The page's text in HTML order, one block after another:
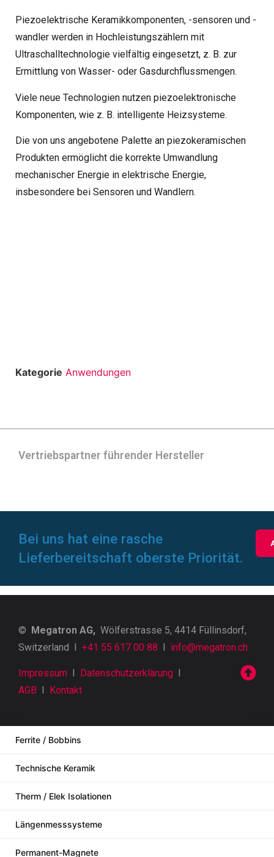
Piezoelektrische Keramikkomponenten, -sensoren und -
wandler werden in Hochleistungszählern mit
Ultraschalltechnologie vielfältig eingesetzt, z. B. zur
Ermittlung von Wasser- oder Gasdurchflussmengen.
Viele neue Technologien nutzen piezoelektronische
Komponenten, wie z. B. intelligente Heizsysteme.
Die von uns angebotene Palette an piezokeramischen
Produkten ermöglicht die korrekte Umwandlung
mechanischer Energie in elektrische Energie,
insbesondere bei Sensoren und Wandlern.
Kategorie Anwendungen
Vertriebspartner führender Hersteller
Bei uns hat eine rasche
Lieferbereitschaft oberste Priorität.
© Megatron AG, Wölferstrasse 5, 4414 Füllinsdorf,
Switzerland I +41 55 617 00 88 I info@megatron.ch
Impressum I Datenschutzerklärung I
AGB I Kontakt
Ferrite / Bobbins
Technische Keramik
Therm / Elek Isolationen
Längenmesssysteme
Permanent-Magnete